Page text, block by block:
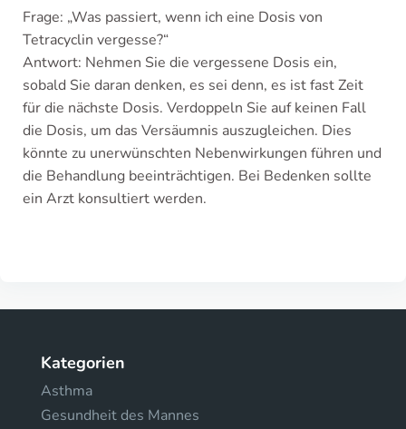
Frage: „Was passiert, wenn ich eine Dosis von
Tetracyclin vergesse?“
Antwort: Nehmen Sie die vergessene Dosis ein,
sobald Sie daran denken, es sei denn, es ist fast Zeit
für die nächste Dosis. Verdoppeln Sie auf keinen Fall
die Dosis, um das Versäumnis auszugleichen. Dies
könnte zu unerwünschten Nebenwirkungen führen und
die Behandlung beeinträchtigen. Bei Bedenken sollte
ein Arzt konsultiert werden.
Kategorien
Asthma
Gesundheit des Mannes